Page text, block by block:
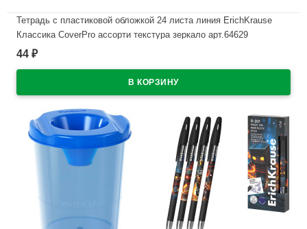
Тетрадь с пластиковой обложкой 24 листа линия ErichKrause
Классика CoverPrо ассорти текстура зеркало арт.64629
В наличии
44 ₽